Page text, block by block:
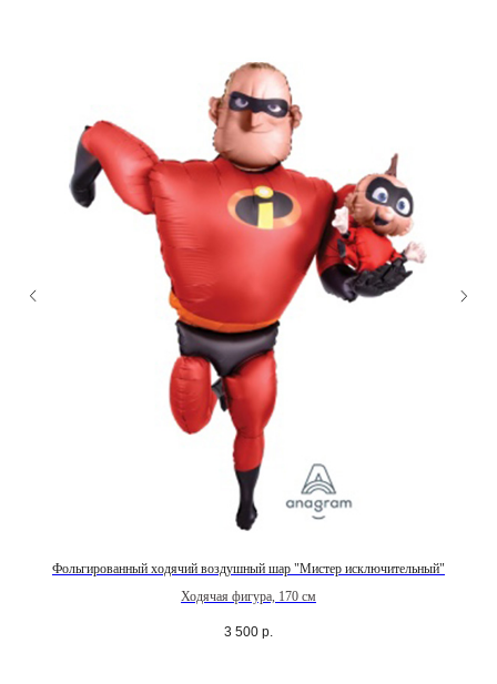
Фольгированный ходячий воздушный шар "Мистер исключительный"
Ходячая фигура, 170 см
3 500 р.